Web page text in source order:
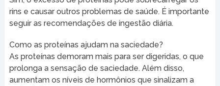
rins e causar outros problemas de saúde. É importante
seguir as recomendações de ingestão diária.
Como as proteínas ajudam na saciedade?
As proteínas demoram mais para ser digeridas, o que
prolonga a sensação de saciedade. Além disso,
aumentam os níveis de hormônios que sinalizam a